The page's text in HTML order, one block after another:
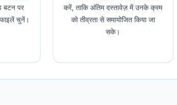
बटन पर
चुनें।
करें, ताकि अंतिम दस्तावेज़ में उनके क्रम
को तीव्रता से समायोजित किया जा
सके।